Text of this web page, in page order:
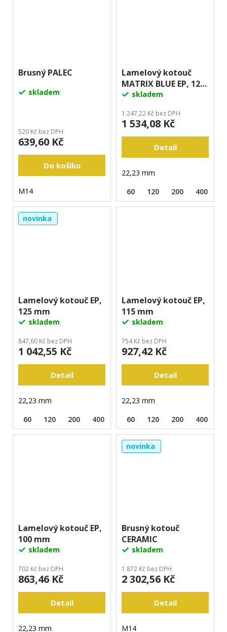
Brusný PALEC
skladem
520 Kč bez DPH
639,60 Kč
Do košíku
M14
Lamelový kotouč
MATRIX BLUE EP, 125
mmskladem
1 247,22 Kč bez DPH
1 534,08 Kč
Detail
22,23 mm
60
120 200 400
novinka
Lamelový kotouč EP,
125 mm
skladem
847,60 Kč bez DPH
1 042,55 Kč
Detail
22,23 mm
60
120 200 400
Lamelový kotouč EP,
115 mm
skladem
754 Kč bez DPH
927,42 Kč
Detail
22,23 mm
60
120 200 400
Lamelový kotouč EP,
100 mm
skladem
702 Kč bez DPH
863,46 Kč
Detail
22,23 mm
novinka
Brusný kotouč
CERAMIC
skladem
1 872 Kč bez DPH
2 302,56 Kč
Detail
M14